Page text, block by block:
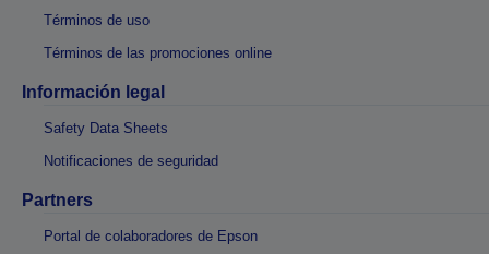
Términos de uso
Términos de las promociones online
Información legal
Safety Data Sheets
Notificaciones de seguridad
Partners
Portal de colaboradores de Epson